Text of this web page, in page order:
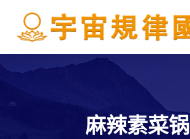
麻辣素菜锅